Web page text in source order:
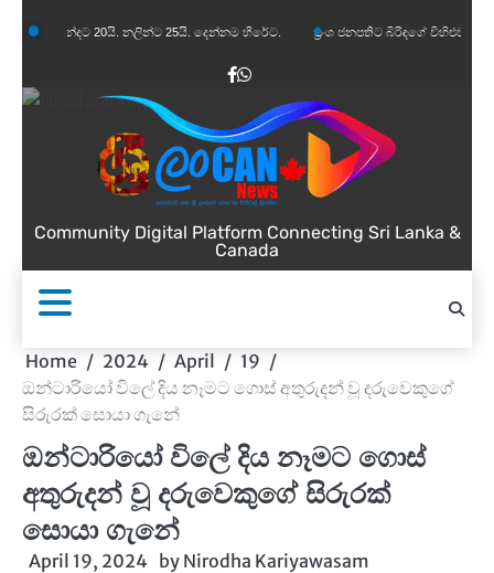
to20යි. නලින්ට 25යි. දෙන්නම හිරේට. ප්‍රංශ ජනපතිට බිරිඳගේ විහිළුවක්. විහිළුවදුරදිග
Facebook
WhatsApp
Community Digital Platform Connecting Sri Lanka &
Canada
Home 2024 April
19
ඔන්ටාරියෝ විලේ දිය නෑමට ගොස් අතුරුදන් වූ දරුවෙකුගේ
සිරුරක් සොයා ගැනේ
ඔන්ටාරියෝ විලේ දිය නෑමට ගොස්
අතුරුදන් වූ දරුවෙකුගේ සිරුරක්
සොයා ගැනේ
April 19, 2024 by Nirodha Kariyawasam